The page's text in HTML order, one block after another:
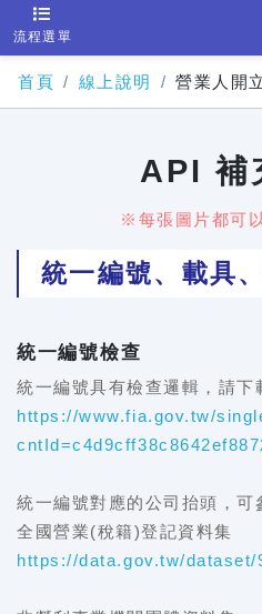
流程選單
首頁 線上說明 營業人開
API 補
※每張圖片都可
統一編號、載具
統一編號檢查
統一編號具有檢查邏輯，請
https://www.fia.gov.tw/
統一編號對應的公司抬頭，可
全國營業(稅籍)登記資料集
https://data.gov.tw/dataset/